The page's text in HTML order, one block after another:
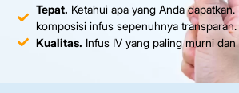
Tepat. Ketahui apa yang Anda dapatkan.
komposisi infus sepenuhnya transparan.
Kualitas. Infus IV yang paling murni